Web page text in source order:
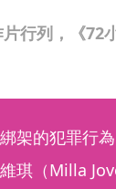
行列，《72
架的犯罪行
琪（Milla